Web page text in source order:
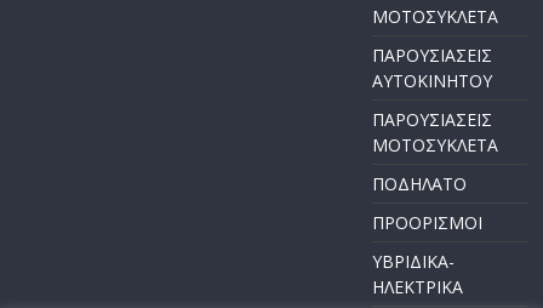
ΜΟΤΟΣΥΚΛΕΤΑ
ΠΑΡΟΥΣΙΑΣΕΙΣ
ΑΥΤΟΚΙΝΗΤΟΥ
ΠΑΡΟΥΣΙΑΣΕΙΣ
ΜΟΤΟΣΥΚΛΕΤΑ
ΠΟΔΗΛΑΤΟ
ΠΡΟΟΡΙΣΜΟΙ
ΥΒΡΙΔΙΚΑ-
ΗΛΕΚΤΡΙΚΑ